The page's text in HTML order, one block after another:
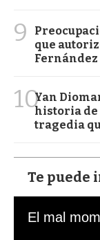
9
que
10Yan
historia de
tragedia
Te puede